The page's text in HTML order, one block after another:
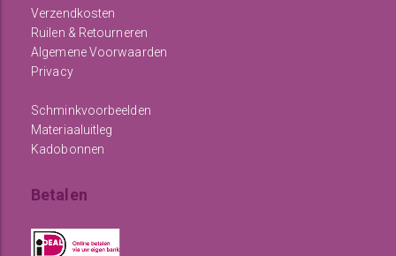
Verzendkosten
Ruilen & Retourneren
Algemene Voorwaarden
Privacy
Schminkvoorbeelden
Materiaaluitleg
Kadobonnen
Betalen